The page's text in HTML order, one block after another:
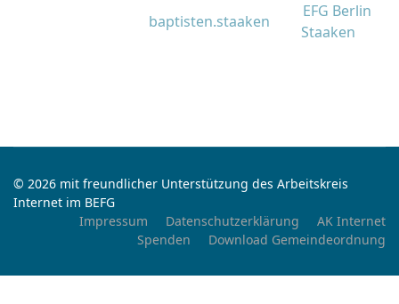
baptisten.staaken
EFG Berlin
Staaken
© 2026 mit freundlicher Unterstützung des Arbeitskreis
Internet im BEFG
Impressum
Datenschutzerklärung
AK Internet
Spenden
Download Gemeindeordnung